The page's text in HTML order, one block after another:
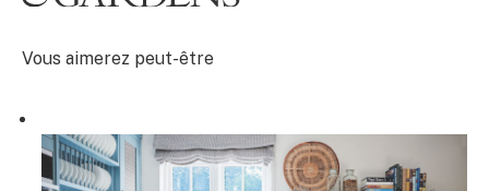
Vous aimerez peut-être